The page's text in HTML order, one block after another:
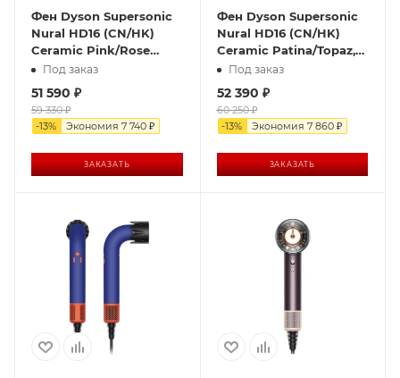
Фен Dyson Supersonic
Nural HD16 (CN/HK)
Ceramic Pink/Rose
Gold, розовый/розовое
Под заказ
51 590 ₽
59 330₽
-13% Экономия 7 740 ₽
ЗАКАЗАТЬ
Фен Dyson Supersonic
Nural HD16 (CN/HK)
Ceramic Patina/Topaz,
бирюзовый
Под заказ
52 390 ₽
60 250₽
-13% Экономия 7 860₽
ЗАКАЗАТЬ